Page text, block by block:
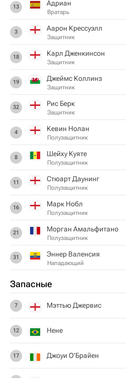
13 Адриан
Вратарь
3 Аарон Крессуэлл
Защитник
18 Карл Дженкинсон
Защитник
19 Джеймс Коллинз
Защитник
32 Рис Берк
Защитник
4 Кевин Нолан
Полузащитник
8 Шейху Куяте
Полузащитник
11 Стюарт Даунинг
Полузащитник
16 Марк Нобл
Полузащитник
21 Морган Амальфитано
Полузащитник
31 Эннер Валенсия
Нападающий
Запасные
7 Мэттью Джервис
12 Нене
17 Джоуи О'Брайен